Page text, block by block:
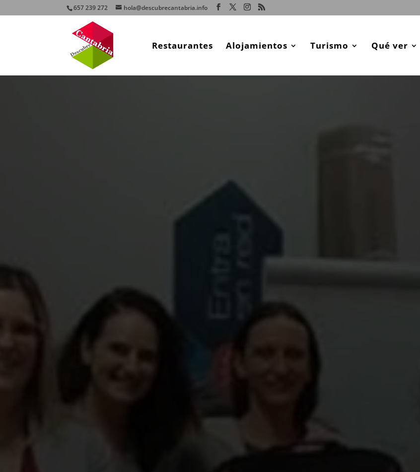
657 239 272 hola@descubrecantabria.info
Restaurantes Alojamientos Turismo Qué ver